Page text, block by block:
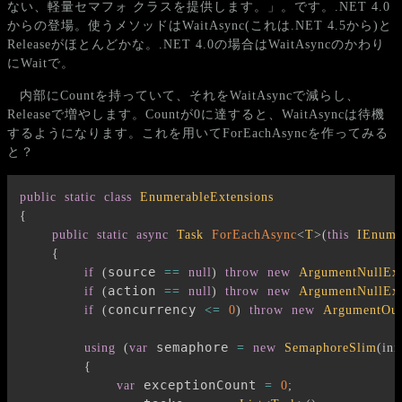
ない、軽量セマフォ クラスを提供します。」。です。.NET 4.0
からの登場。使うメソッドはWaitAsync(これは.NET 4.5から)と
Releaseがほとんどかな。.NET 4.0の場合はWaitAsyncのかわり
にWaitで。
内部にCountを持っていて、それをWaitAsyncで減らし、
Releaseで増やします。Countが0に達すると、WaitAsyncは待機
するようになります。これを用いてForEachAsyncを作ってみる
と？
public static class
EnumerableExtensions
{
public
static async Task ForEachAsync<T>(this
{
if
( source == null) throw new
if
( action == null) throw new
if
( concurrency <= 0) throw new
using (var semaphore = new SemaphoreSlim(
{
var exceptionCount = 0;